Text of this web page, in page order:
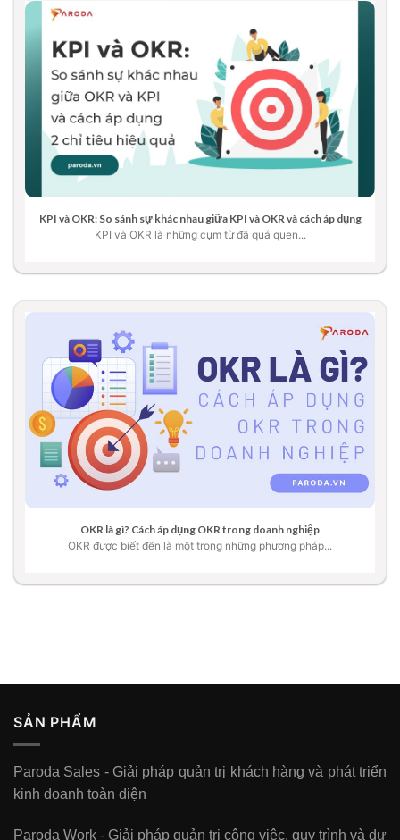
KPI và OKR: So sánh sự khác nhau giữa KPI và OKR và cách áp dụng
KPI và OKR là những cụm từ đã quá quen...
OKR là gì? Cách áp dụng OKR trong doanh nghiệp
OKR được biết đến là một trong những phương pháp...
SẢN PHẨM
Paroda Sales - Giải pháp quản trị khách hàng và phát triển
kinh doanh toàn diện
Paroda Work - Giải pháp quản trị công việc, quy trình và dự